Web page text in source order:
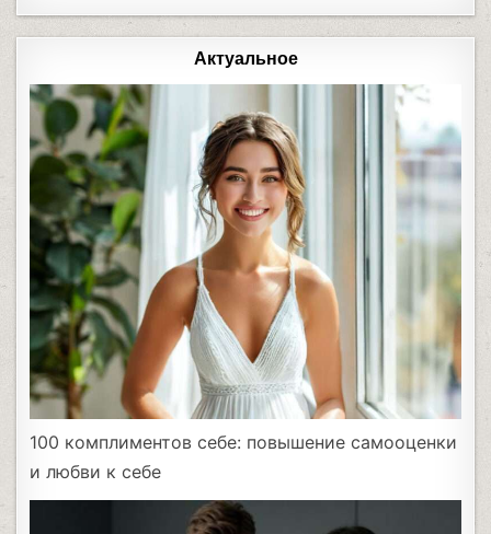
Актуальное
100 комплиментов себе: повышение самооценки
и любви к себе